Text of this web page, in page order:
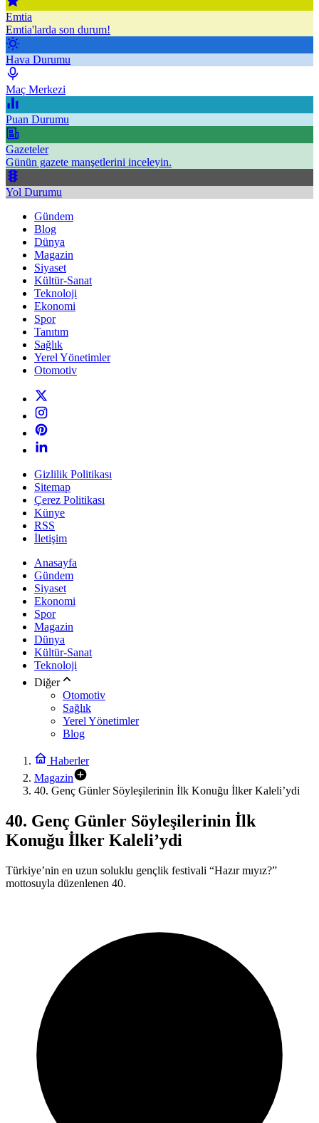
Emtia
Emtia'larda son durum!
Hava Durumu
Maç Merkezi
Puan Durumu
Gazeteler
Günün gazete manşetlerini inceleyin.
Yol Durumu
Gündem
Blog
Dünya
Magazin
Siyaset
Kültür-Sanat
Teknoloji
Ekonomi
Spor
Tanıtım
Sağlık
Yerel Yönetimler
Otomotiv
Gizlilik Politikası
Sitemap
Çerez Politikası
Künye
RSS
İletişim
Anasayfa
Gündem
Siyaset
Ekonomi
Spor
Magazin
Dünya
Kültür-Sanat
Teknoloji
Diğer
Otomotiv
Sağlık
Yerel Yönetimler
Blog
Haberler
Magazin
40. Genç Günler Söyleşilerinin İlk Konuğu İlker Kaleli’ydi
40. Genç Günler Söyleşilerinin İlk
Konuğu İlker Kaleli’ydi
Türkiye’nin en uzun soluklu gençlik festivali “Hazır mıyız?”
mottosuyla düzenlenen 40.